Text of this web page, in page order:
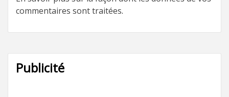
commentaires sont traitées.
Publicité